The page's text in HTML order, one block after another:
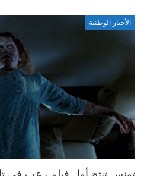
الأخبار الوطنية